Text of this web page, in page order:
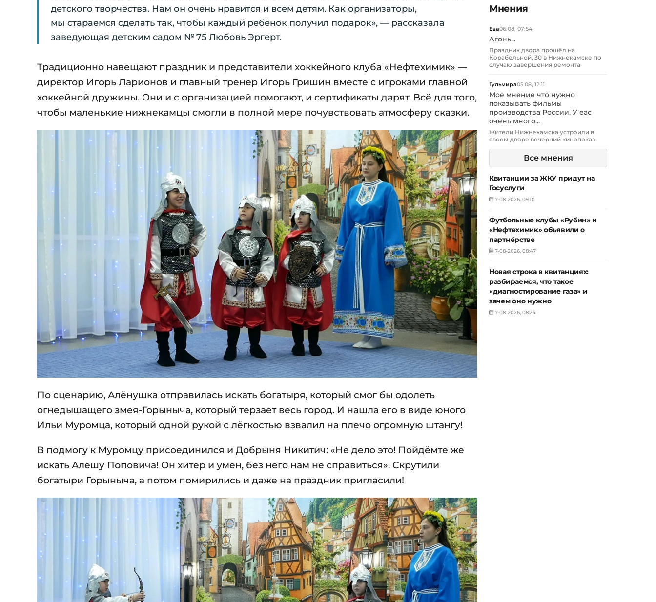
детского творчества. Нам он очень нравится и всем детям. Как организаторы,
мы стараемся сделать так, чтобы каждый ребёнок получил подарок», — рассказала
заведующая детским садом № 75 Любовь Эргерт.
Традиционно навещают праздник и представители хоккейного клуба «Нефтехимик» —
директор Игорь Ларионов и главный тренер Игорь Гришин вместе с игроками главной
хоккейной дружины. Они и с организацией помогают, и сертификаты дарят. Всё для того,
чтобы маленькие нижнекамцы смогли в полной мере почувствовать атмосферу сказки.
По сценарию, Алёнушка отправилась искать богатыря, который смог бы одолеть
огнедышащего змея-Горыныча, который терзает весь город. И нашла его в виде юного
Ильи Муромца, который одной рукой с лёгкостью взвалил на плечо огромную штангу!
В подмогу к Муромцу присоединился и Добрыня Никитич: «Не дело это! Пойдёмте же
искать Алёшу Поповича! Он хитёр и умён, без него нам не справиться». Скрутили
богатыри Горыныча, а потом помирились и даже на праздник пригласили!
Мнения
Ева06.08, 07:54
Агонь...
Праздник двора прошёл на
Корабельной, 30 в Нижнекамске по
случаю завершения ремонта
Гульмира05.08, 12:11
Мое мнение что нужно
показывать фильмы
производства России. У еас
очень много...
Жители Нижнекамска устроили в
своем дворе вечерний кинопоказ
Все мнения
Квитанции за ЖКУ придут на
Госуслуги
7-08-2026, 09:10
Футбольные клубы «Рубин» и
«Нефтехимик» объявили о
партнёрстве
7-08-2026, 08:47
Новая строка в квитанциях:
разбираемся, что такое
«диагностирование газа» и
зачем оно нужно
7-08-2026, 08:24